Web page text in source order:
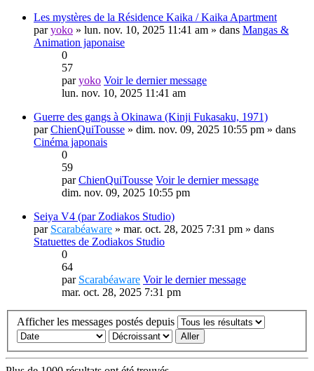
Les mystères de la Résidence Kaika / Kaika Apartment
paryoko » lun. nov. 10, 2025 11:41 am » dans Mangas &
Animation japonaise
0
57
paryoko Voir le dernier message
lun. nov. 10, 2025 11:41 am
Guerre des gangs à Okinawa (Kinji Fukasaku, 1971)
parChienQuiTousse » dim. nov. 09, 2025 10:55 pm » dans
Cinéma japonais
0
59
parChienQuiTousse Voir le dernier message
dim. nov. 09, 2025 10:55 pm
Seiya V4 (par Zodiakos Studio)
par Scarabéaware » mar. oct. 28, 2025 7:31 pm » dans
Statuettes de Zodiakos Studio
0
64
par Scarabéaware Voir le dernier message
mar. oct. 28, 2025 7:31 pm
Afficher les messages postés depuis